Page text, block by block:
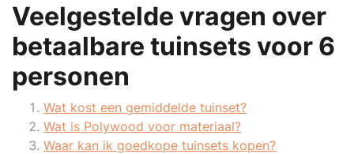
Veelgestelde vragen over
betaalbare tuinsets voor 6
personen
Wat kost een gemiddelde tuinset?
Wat is Polywood voor materiaal?
Waar kan ik goedkope tuinsets kopen?